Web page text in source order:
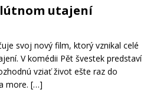
utajení
svoj nový film, ktorý vznikal celé
V komédii Pět švestek predstaví
vziať život ešte raz do
more. […]